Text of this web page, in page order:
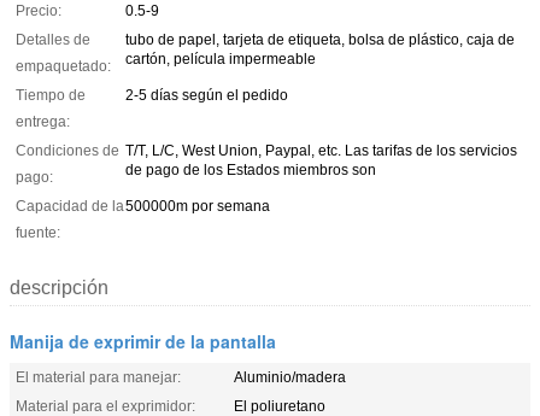
Precio:
0.5-9
Detalles de
empaquetado:
tubo de papel, tarjeta de etiqueta, bolsa de plástico, caja de
cartón, película impermeable
Tiempo de
entrega:
2-5 días según el pedido
Condiciones de
pago:
T/T, L/C, West Union, Paypal, etc. Las tarifas de los servicios
de pago de los Estados miembros son
Capacidad de la
fuente:
500000m por semana
descripción
Manija de exprimir de la pantalla
El material para manejar:
Aluminio/madera
Material para el exprimidor:
El poliuretano